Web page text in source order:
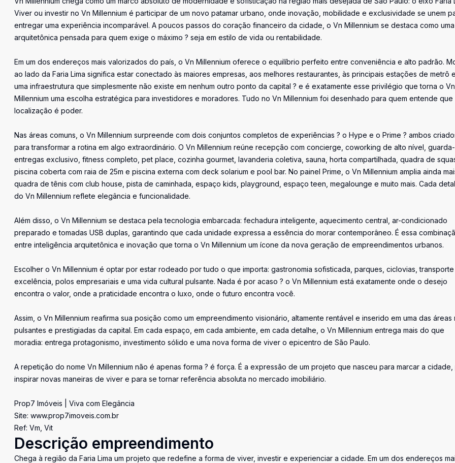
Viver ou investir no Vn Millennium é participar de um novo patamar urbano, onde inovação, mobilidade e exclusividade se unem
entregar uma experiência incomparável. A poucos passos do coração financeiro da cidade, o Vn Millennium se destaca como
arquitetônica pensada para quem exige o máximo ? seja em estilo de vida ou rentabilidade.
Em um dos endereços mais valorizados do país, o Vn Millennium oferece o equilíbrio perfeito entre conveniência e alto padrão.
ao lado da Faria Lima significa estar conectado às maiores empresas, aos melhores restaurantes, às principais estações de metrô
uma infraestrutura que simplesmente não existe em nenhum outro ponto da capital ? e é exatamente esse privilégio que torna o Vn
Millennium uma escolha estratégica para investidores e moradores. Tudo no Vn Millennium foi desenhado para quem entende que
localização é poder.
Nas áreas comuns, o Vn Millennium surpreende com dois conjuntos completos de experiências ? o Hype e o Prime ? ambos
para transformar a rotina em algo extraordinário. O Vn Millennium reúne recepção com concierge, coworking de alto nível, guarda-
entregas exclusivo, fitness completo, pet place, cozinha gourmet, lavanderia coletiva, sauna, horta compartilhada, quadra de
piscina coberta com raia de 25m e piscina externa com deck solarium e pool bar. No painel Prime, o Vn Millennium amplia ainda
quadra de tênis com club house, pista de caminhada, espaço kids, playground, espaço teen, megalounge e muito mais. Cada
do Vn Millennium reflete elegância e funcionalidade.
Além disso, o Vn Millennium se destaca pela tecnologia embarcada: fechadura inteligente, aquecimento central, ar-condicionado
preparado e tomadas USB duplas, garantindo que cada unidade expressa a essência do morar contemporâneo. É essa
entre inteligência arquitetônica e inovação que torna o Vn Millennium um ícone da nova geração de empreendimentos urbanos.
Escolher o Vn Millennium é optar por estar rodeado por tudo o que importa: gastronomia sofisticada, parques, ciclovias,
excelência, polos empresariais e uma vida cultural pulsante. Nada é por acaso ? o Vn Millennium está exatamente onde o desejo
encontra o valor, onde a praticidade encontra o luxo, onde o futuro encontra você.
Assim, o Vn Millennium reafirma sua posição como um empreendimento visionário, altamente rentável e inserido em uma das áreas
pulsantes e prestigiadas da capital. Em cada espaço, em cada ambiente, em cada detalhe, o Vn Millennium entrega mais do que
moradia: entrega protagonismo, investimento sólido e uma nova forma de viver o epicentro de São Paulo.
A repetição do nome Vn Millennium não é apenas forma ? é força. É a expressão de um projeto que nasceu para marcar a cidade,
inspirar novas maneiras de viver e para se tornar referência absoluta no mercado imobiliário.
Prop7 Imóveis | Viva com Elegância
Site: www.prop7imoveis.com.br
Ref: Vm, Vit
Descrição empreendimento
Chega à região da Faria Lima um projeto que redefine a forma de viver, investir e experienciar a cidade. Em um dos endereços